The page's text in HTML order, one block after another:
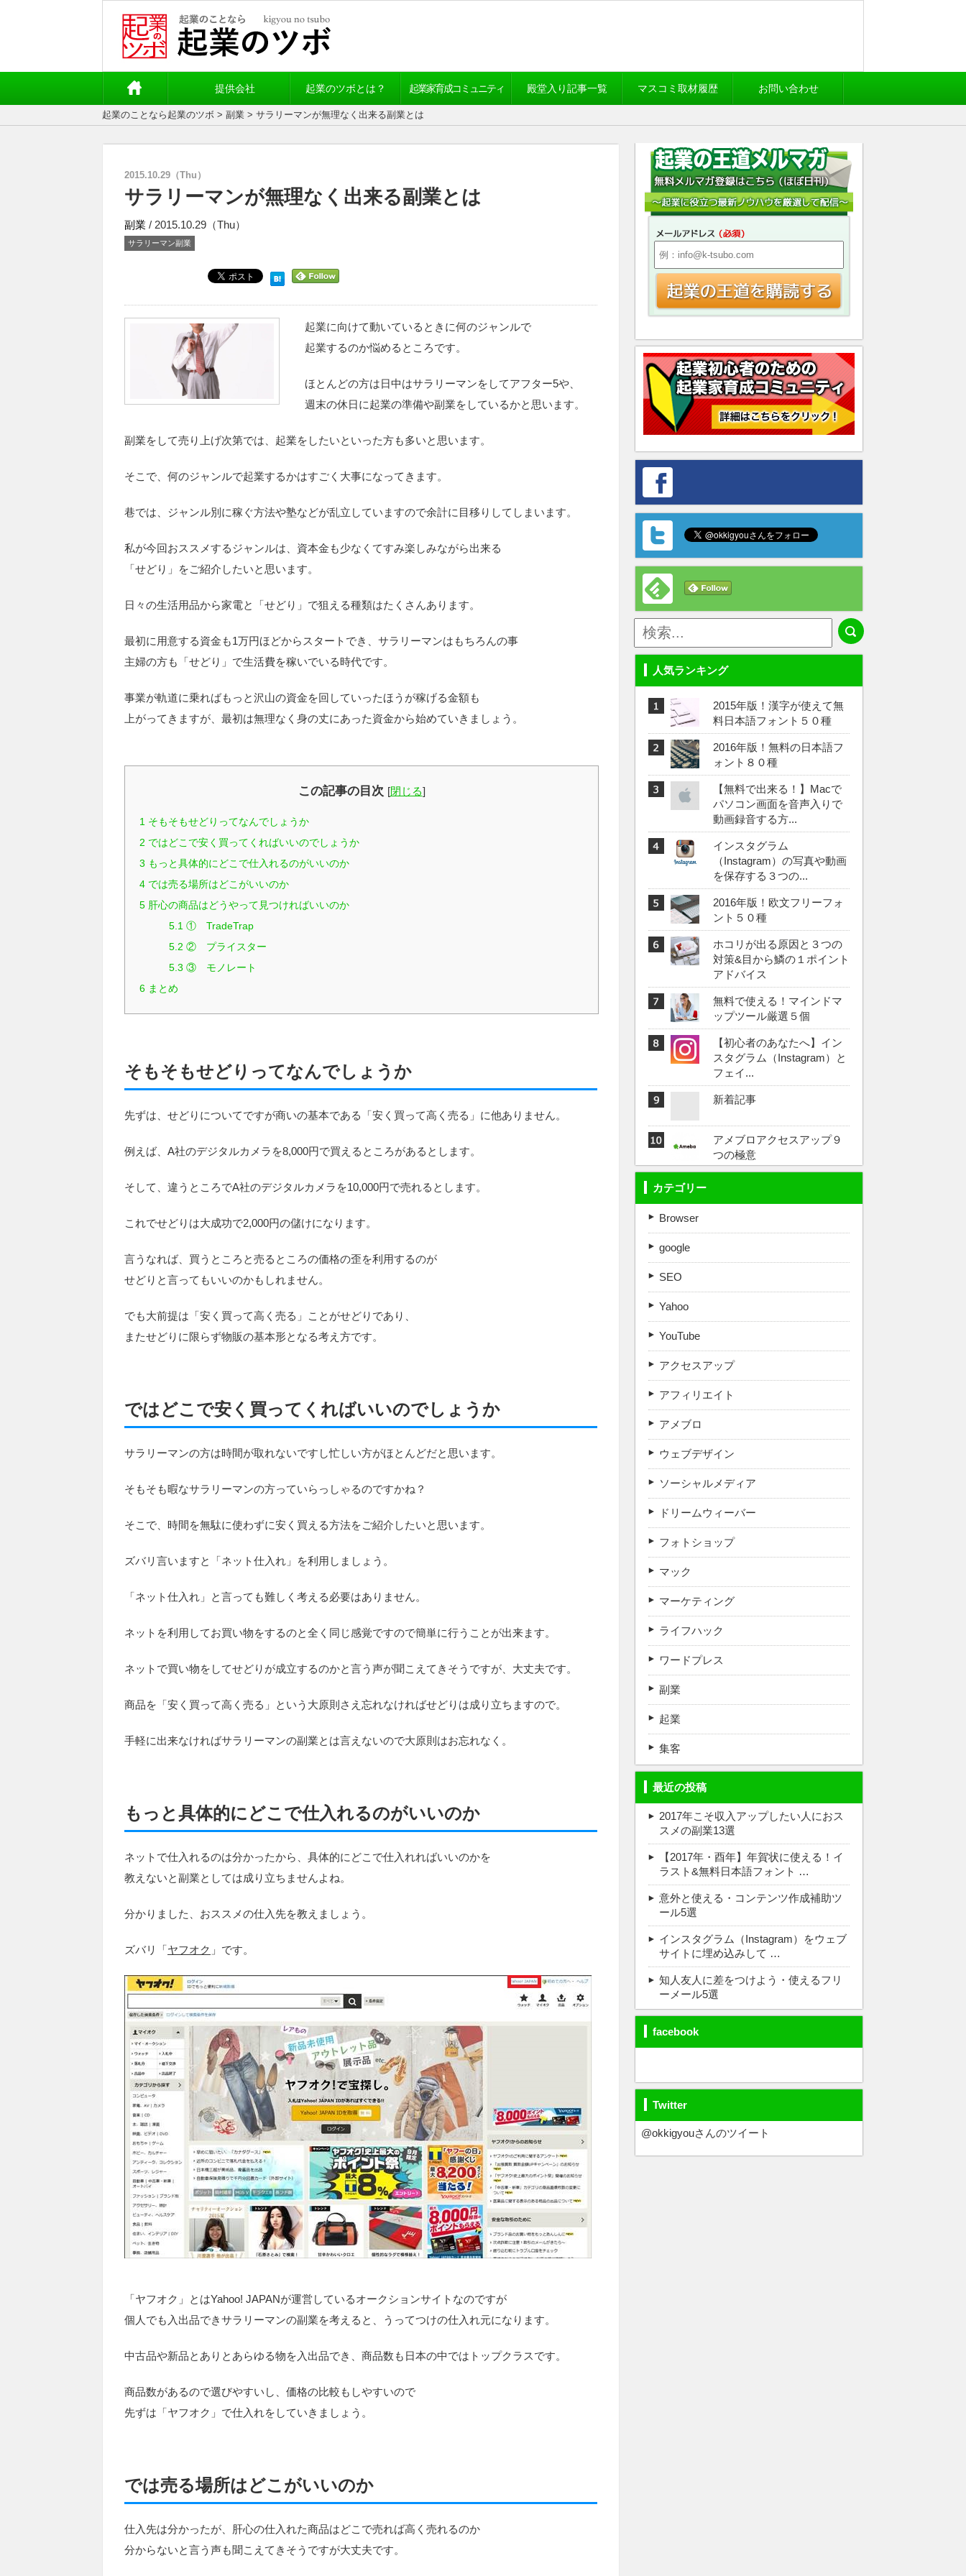
提供会社 起業のツボとは？ 起業家育成コミュニティ 殿堂入り記事一覧 マスコミ取材履歴 お問い合わせ
起業のことなら起業のツボ > 副業 > サラリーマンが無理なく出来る副業とは
2015.10.29（Thu）
サラリーマンが無理なく出来る副業とは
副業 / 2015.10.29（Thu）
サラリーマン副業
起業に向けて動いているときに何のジャンルで
起業するのか悩めるところです。
ほとんどの方は日中はサラリーマンをしてアフター5や、
週末の休日に起業の準備や副業をしているかと思います。
副業をして売り上げ次第では、起業をしたいといった方も多いと思います。
そこで、何のジャンルで起業するかはすごく大事になってきます。
巷では、ジャンル別に稼ぐ方法や塾などが乱立していますので余計に目移りしてしまいます。
私が今回おススメするジャンルは、資本金も少なくてすみ楽しみながら出来る
「せどり」をご紹介したいと思います。
日々の生活用品から家電と「せどり」で狙える種類はたくさんあります。
最初に用意する資金も1万円ほどからスタートでき、サラリーマンはもちろんの事
主婦の方も「せどり」で生活費を稼いでいる時代です。
事業が軌道に乗ればもっと沢山の資金を回していったほうが稼げる金額も
上がってきますが、最初は無理なく身の丈にあった資金から始めていきましょう。
この記事の目次 [閉じる]
1 そもそもせどりってなんでしょうか
2 ではどこで安く買ってくればいいのでしょうか
3 もっと具体的にどこで仕入れるのがいいのか
4 では売る場所はどこがいいのか
5 肝心の商品はどうやって見つければいいのか
5.1 ① TradeTrap
5.2 ② プライスター
5.3 ③ モノレート
6 まとめ
そもそもせどりってなんでしょうか
先ずは、せどりについてですが商いの基本である「安く買って高く売る」に他ありません。
例えば、A社のデジタルカメラを8,000円で買えるところがあるとします。
そして、違うところでA社のデジタルカメラを10,000円で売れるとします。
これでせどりは大成功で2,000円の儲けになります。
言うなれば、買うところと売るところの価格の歪を利用するのが
せどりと言ってもいいのかもしれません。
でも大前提は「安く買って高く売る」ことがせどりであり、
またせどりに限らず物販の基本形となる考え方です。
ではどこで安く買ってくればいいのでしょうか
サラリーマンの方は時間が取れないですし忙しい方がほとんどだと思います。
そもそも暇なサラリーマンの方っていらっしゃるのですかね？
そこで、時間を無駄に使わずに安く買える方法をご紹介したいと思います。
ズバリ言いますと「ネット仕入れ」を利用しましょう。
「ネット仕入れ」と言っても難しく考える必要はありません。
ネットを利用してお買い物をするのと全く同じ感覚ですので簡単に行うことが出来ます。
ネットで買い物をしてせどりが成立するのかと言う声が聞こえてきそうですが、大丈夫です。
商品を「安く買って高く売る」という大原則さえ忘れなければせどりは成り立ちますので。
手軽に出来なければサラリーマンの副業とは言えないので大原則はお忘れなく。
もっと具体的にどこで仕入れるのがいいのか
ネットで仕入れるのは分かったから、具体的にどこで仕入れればいいのかを
教えないと副業としては成り立ちませんよね。
分かりました、おススメの仕入先を教えましょう。
ズバリ「ヤフオク 」です。
「ヤフオク」とはYahoo! JAPANが運営しているオークションサイトなのですが
個人でも入出品できサラリーマンの副業を考えると、うってつけの仕入れ元になります。
中古品や新品とありとあらゆる物を入出品でき、商品数も日本の中ではトップクラスです。
商品数があるので選びやすいし、価格の比較もしやすいので
先ずは「ヤフオク」で仕入れをしていきましょう。
では売る場所はどこがいいのか
仕入先は分かったが、肝心の仕入れた商品はどこで売れば高く売れるのか
分からないと言う声も聞こえてきそうですが大丈夫です。
人気ランキング
2015年版！漢字が使えて無
料日本語フォント５０種
2016年版！無料の日本語フ
ォント８０種
【無料で出来る！】Macで
パソコン画面を音声入りで
動画録音する方...
インスタグラム
（Instagram）の写真や動画
を保存する３つの...
2016年版！欧文フリーフォ
ント５０種
ホコリが出る原因と３つの
対策&目から鱗の１ポイント
アドバイス
無料で使える！マインドマ
ップツール厳選５個
【初心者のあなたへ】イン
スタグラム（Instagram）と
フェイ...
新着記事
アメブロアクセスアップ９
つの極意
カテゴリー
Browser
google
SEO
Yahoo
YouTube
アクセスアップ
アフィリエイト
アメブロ
ウェブデザイン
ソーシャルメディア
ドリームウィーバー
フォトショップ
マック
マーケティング
ライフハック
ワードプレス
副業
起業
集客
最近の投稿
2017年こそ収入アップしたい人におス
スメの副業13選
【2017年・酉年】年賀状に使える！イ
ラスト&無料日本語フォント …
意外と使える・コンテンツ作成補助ツ
ール5選
インスタグラム（Instagram）をウェブ
サイトに埋め込みして …
知人友人に差をつけよう・使えるフリ
ーメール5選
facebook
Twitter
@okkigyouさんのツイート